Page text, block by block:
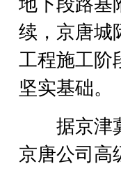
地下段路基
续，京唐城
工程施工阶
坚实基础。
据京津冀
京唐公司高